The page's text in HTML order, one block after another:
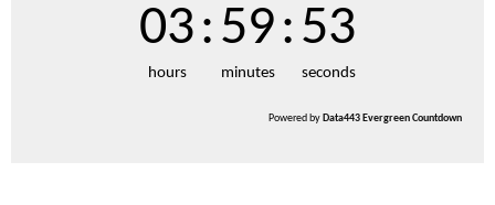
03
hours
:59
minutes
:53
seconds
Powered byData443 Evergreen Countdown